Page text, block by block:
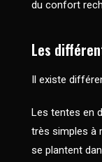
du confort
Les
Il existe
Les tentes en
très simples à
se plantent